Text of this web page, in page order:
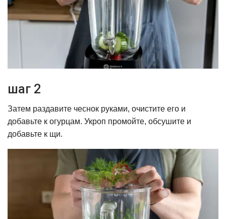
шаг 2
Затем раздавите чеснок руками, очистите его и
добавьте к огурцам. Укроп промойте, обсушите и
добавьте к щи.